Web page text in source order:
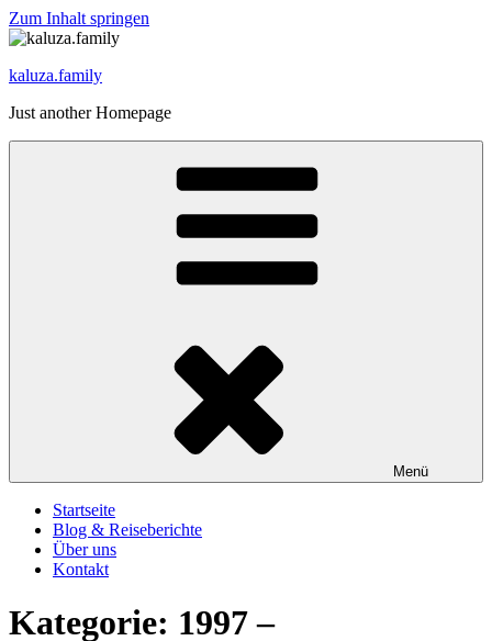
Zum Inhalt springen
kaluza.family
Just another Homepage
Menü
Startseite
Blog & Reiseberichte
Über uns
Kontakt
Kategorie: 1997 –